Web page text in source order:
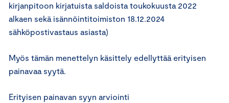
kirjanpitoon kirjatuista saldoista toukokuusta 2022
alkaen sekä isännöintitoimiston 18.12.2024
sähköpostivastaus asiasta)
Myös tämän menettelyn käsittely edellyttää erityisen
painavaa syytä.
Erityisen painavan syyn arviointi